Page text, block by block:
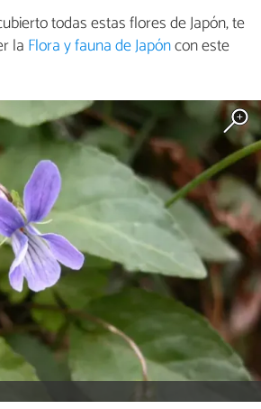
todas estas flores de Japón, te
la Flora y fauna de Japóncon este